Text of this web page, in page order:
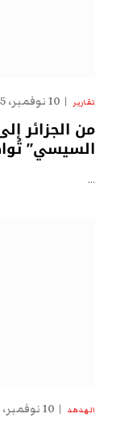
تقارير 10 نوفمبر، 2025
من الجزائر
السيسي”
…
الهدهد 10 نوفمبر، 2025